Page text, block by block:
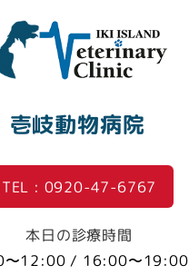
壱岐動物病院
TEL : 0920-47-6767
本日の診療時間
〜12:00 / 16:00〜19:00